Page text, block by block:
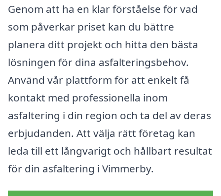
Genom att ha en klar förståelse för vad
som påverkar priset kan du bättre
planera ditt projekt och hitta den bästa
lösningen för dina asfalteringsbehov.
Använd vår plattform för att enkelt få
kontakt med professionella inom
asfaltering i din region och ta del av deras
erbjudanden. Att välja rätt företag kan
leda till ett långvarigt och hållbart resultat
för din asfaltering i Vimmerby.